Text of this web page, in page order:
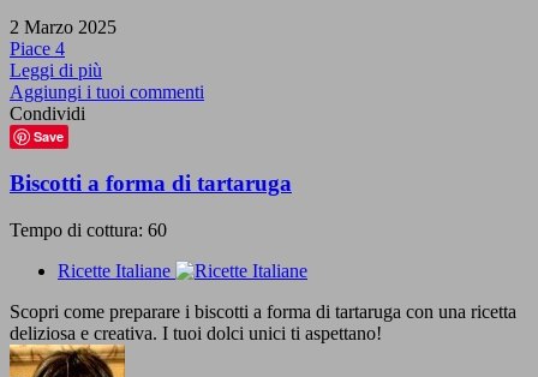
2 Marzo 2025
Piace 4
Leggi di più
Aggiungi i tuoi commenti
Condividi
Save
Biscotti a forma di tartaruga
Tempo di cottura: 60
Ricette Italiane
Scopri come preparare i biscotti a forma di tartaruga con una ricetta
deliziosa e creativa. I tuoi dolci unici ti aspettano!